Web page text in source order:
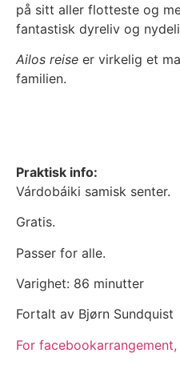
på sitt aller flotteste og
fantastisk dyreliv og
Ailos reise er virkelig et
familien.
Praktisk info:
Várdobáiki samisk senter.
Gratis.
Passer for alle.
Varighet: 86 minutter
Fortalt av Bjørn Sundquist
For